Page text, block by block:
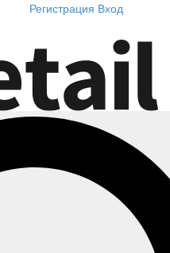
Регистрация Вход